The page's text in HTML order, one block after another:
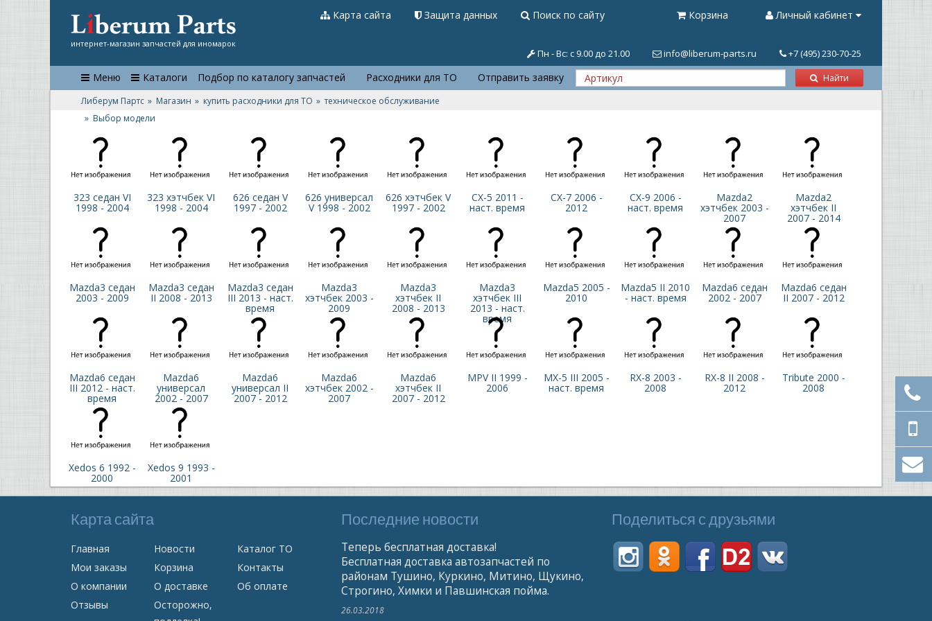
интернет-магазин запчастей для иномарок
Карта сайта Защита данных Поиск по сайту Корзина Личный кабинет
Пн - Вс: с 9.00 до 21.00 info@liberum-parts.ru +7 (495) 230-70-25
Меню Каталоги Подбор по каталогу запчастей Расходники для ТО Отправить заявку
Найти
Либерум Партс
Магазин купить расходники для ТО
техническое обслуживание
Выбор модели
323 седан VI
1998 - 2004
323 хэтчбек VI
1998 - 2004
626 седан V
1997 - 2002
626 универсал
V 1998 - 2002
626 хэтчбек V
1997 - 2002
CX-5 2011 -
наст. время
CX-7 2006 -
2012
CX-9 2006 -
наст. время
Mazda2
хэтчбек 2003 -
2007
Mazda2
хэтчбек II
2007 - 2014
Mazda3 седан
2003 - 2009
Mazda3 седан
II 2008 - 2013
Mazda3 седан
III 2013 - наст.
время
Mazda3
хэтчбек 2003 -
2009
Mazda3
хэтчбек II
2008 - 2013
Mazda3
хэтчбек III
2013 - наст.
время
Mazda5 2005 -
2010
Mazda5 II 2010
- наст. время
Mazda6 седан
2002 - 2007
Mazda6 седан
II 2007 - 2012
Mazda6 седан
III 2012 - наст.
время
Mazda6
универсал
2002 - 2007
Mazda6
универсал II
2007 - 2012
Mazda6
хэтчбек 2002 -
2007
Mazda6
хэтчбек II
2007 - 2012
MPV II 1999 -
2006
MX-5 III 2005 -
наст. время
RX-8 2003 -
2008
RX-8 II 2008 -
2012
Tribute 2000 -
2008
Xedos 6 1992 -
2000
Xedos 9 1993 -
2001
Карта сайта
Главная Новости
Каталог ТО
Мои заказы
Корзина
Контакты
О компании
О доставке
Об оплате
Отзывы
Осторожно,
Последние новости
Теперь бесплатная доставка!
Бесплатная доставка автозапчастей по
районам Тушино, Куркино, Митино, Щукино,
Строгино, Химки и Павшинская пойма.
26.03.2018
Поделиться с друзьями